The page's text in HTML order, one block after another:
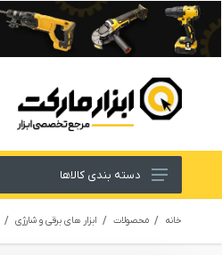
ابزار های برقی و شارژی
لوازم جانبی ابزار
دسته بندی کالاها
خانه محصولات ابزار های برقی و شارژی